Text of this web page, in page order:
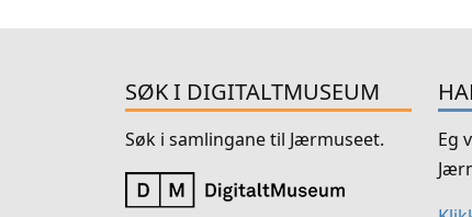
SØK I DIGITALTMUSEUM
Søk i samlingane til Jærmuseet.
Eg